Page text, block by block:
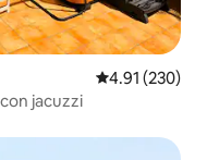
Calificación
4.91 (230)
con jacuzzi